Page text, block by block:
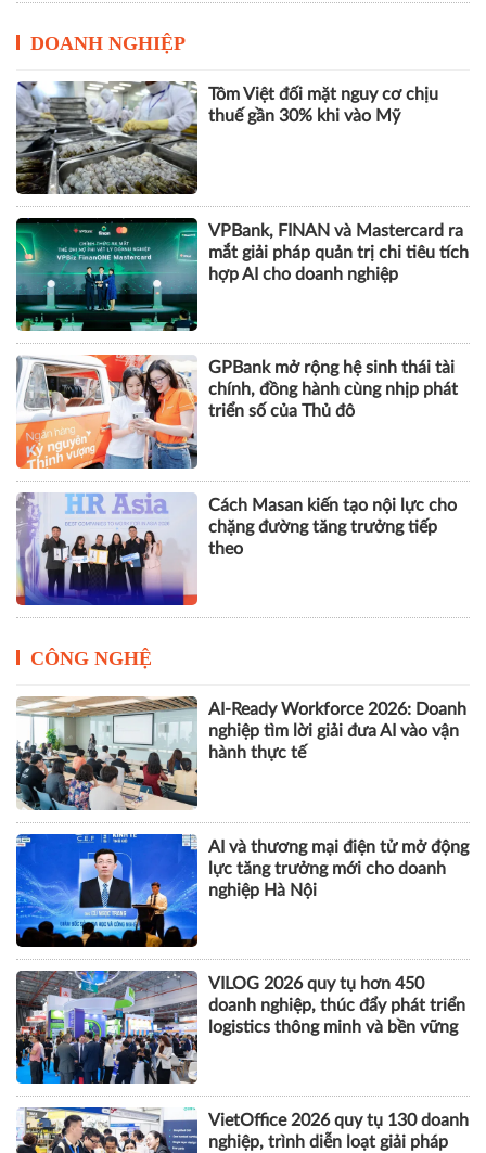
DOANH NGHIỆP
Tôm Việt đối mặt nguy cơ chịu
thuế gần 30% khi vào Mỹ
VPBank, FINAN và Mastercard ra
mắt giải pháp quản trị chi tiêu tích
hợp AI cho doanh nghiệp
GPBank mở rộng hệ sinh thái tài
chính, đồng hành cùng nhịp phát
triển số của Thủ đô
Cách Masan kiến tạo nội lực cho
chặng đường tăng trưởng tiếp
theo
CÔNG NGHỆ
AI-Ready Workforce 2026: Doanh
nghiệp tìm lời giải đưa AI vào vận
hành thực tế
AI và thương mại điện tử mở động
lực tăng trưởng mới cho doanh
nghiệp Hà Nội
VILOG 2026 quy tụ hơn 450
doanh nghiệp, thúc đẩy phát triển
logistics thông minh và bền vững
VietOffice 2026 quy tụ 130 doanh
nghiệp, trình diễn loạt giải pháp